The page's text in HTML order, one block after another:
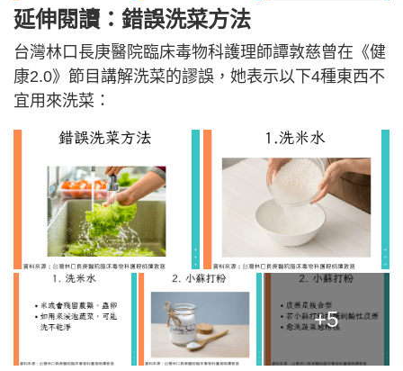
延伸閱讀：錯誤洗菜方法
台灣林口長庚醫院臨床毒物科護理師譚敦慈曾在《健
康2.0》節目講解洗菜的謬誤，她表示以下4種東西不
宜用來洗菜：
+5